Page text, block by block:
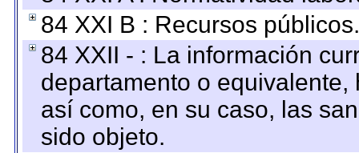
84 XXI B : Recursos públicos.
84 XXII - : La información
departamento o
así como, en su caso, las
sido objeto.